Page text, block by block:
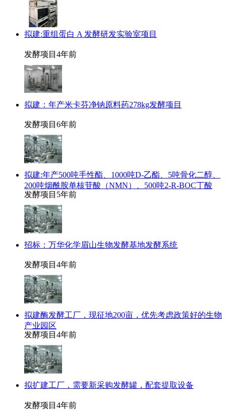
拟建:重组蛋白 A 发酵研发实验室项目
发酵项目 4年前
拟建：年产米卡芬净钠原料药278kg发酵项目
发酵项目 6年前
拟建:年产500吨手性酯、1000吨D-乙酯、5吨骨化二醇、
200吨烟酰胺单核苷酸（NMN）、500吨2-R-BOC丁酸
发酵项目 5年前
招标：万华化学眉山生物发酵基地发酵系统
发酵项目 4年前
拟建酶发酵工厂，现征地200亩，优先考虑政策好的生物
产业园区
发酵项目 4年前
拟扩建工厂，需要新采购发酵罐，配套提取设备
发酵项目 4年前